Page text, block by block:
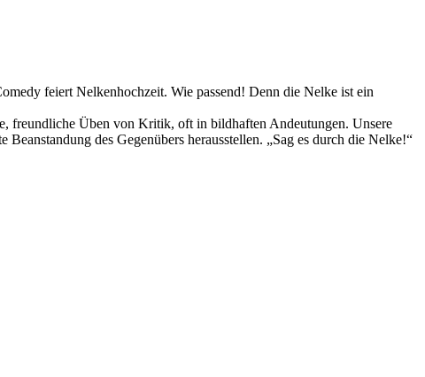
feiert Nelkenhochzeit. Wie passend! Denn die Nelke ist ein
freundliche Üben von Kritik, oft in bildhaften Andeutungen. Unsere
des Gegenübers herausstellen. „Sag es durch die Nelke!“